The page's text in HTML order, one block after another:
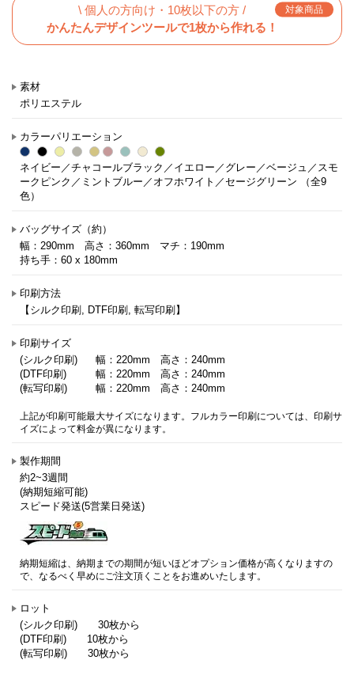
\ 個人の方向け・10枚以下の方 /
かんたんデザインツールで1枚から作れる！
対象商品
素材
ポリエステル
カラーパリエーション
ネイビー／チャコールブラック／イエロー／グレー／ベージュ／スモ
ークピンク／ミントブルー／オフホワイト／セージグリーン （全9
色）
バッグサイズ（約）
幅：290mm 高さ：360mm マチ：190mm
持ち手：60 x 180mm
印刷方法
【シルク印刷, DTF印刷, 転写印刷】
印刷サイズ
(シルク印刷)
幅：220mm 高さ：240mm
(DTF印刷)
幅：220mm 高さ：240mm
(転写印刷)
幅：220mm 高さ：240mm
上記が印刷可能最大サイズになります。フルカラー印刷については、印刷サ
イズによって料金が異になります。
製作期間
約2~3週間
(納期短縮可能)
スピード発送(5営業日発送)
納期短縮は、納期までの期間が短いほどオプション価格が高くなりますの
で、なるべく早めにご注文頂くことをお進めいたします。
ロット
(シルク印刷) 30枚から
(DTF印刷) 10枚から
(転写印刷) 30枚から